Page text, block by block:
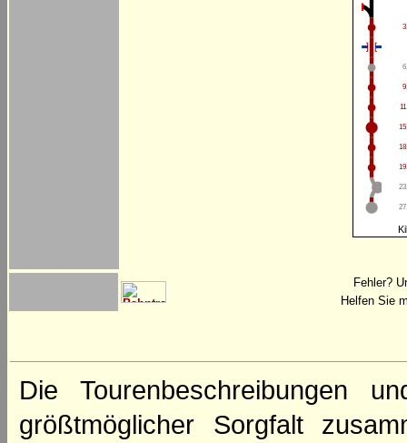
Fehler?
Helfen Sie
Die Tourenbeschreibungen
größtmöglicher Sorgfalt